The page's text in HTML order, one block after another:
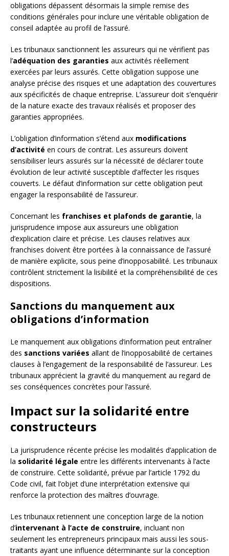
obligations dépassent désormais la simple remise des
conditions générales pour inclure une véritable obligation de
conseil adaptée au profil de l’assuré.
Les tribunaux sanctionnent les assureurs qui ne vérifient pas
l’adéquation des garanties aux activités réellement
exercées par leurs assurés. Cette obligation suppose une
analyse précise des risques et une adaptation des couvertures
aux spécificités de chaque entreprise. L’assureur doit s’enquérir
de la nature exacte des travaux réalisés et proposer des
garanties appropriées.
L’obligation d’information s’étend aux modifications
d’activité en cours de contrat. Les assureurs doivent
sensibiliser leurs assurés sur la nécessité de déclarer toute
évolution de leur activité susceptible d’affecter les risques
couverts. Le défaut d’information sur cette obligation peut
engager la responsabilité de l’assureur.
Concernant les franchises et plafonds de garantie, la
jurisprudence impose aux assureurs une obligation
d’explication claire et précise. Les clauses relatives aux
franchises doivent être portées à la connaissance de l’assuré
de manière explicite, sous peine d’inopposabilité. Les tribunaux
contrôlent strictement la lisibilité et la compréhensibilité de ces
dispositions.
Sanctions du manquement aux
obligations d’information
Le manquement aux obligations d’information peut entraîner
des sanctions variées allant de l’inopposabilité de certaines
clauses à l’engagement de la responsabilité de l’assureur. Les
tribunaux apprécient la gravité du manquement au regard de
ses conséquences concrètes pour l’assuré.
Impact sur la solidarité entre
constructeurs
La jurisprudence récente précise les modalités d’application de
la solidarité légale entre les différents intervenants à l’acte
de construire. Cette solidarité, prévue par l’article 1792 du
Code civil, fait l’objet d’une interprétation extensive qui
renforce la protection des maîtres d’ouvrage.
Les tribunaux retiennent une conception large de la notion
d’intervenant à l’acte de construire, incluant non
seulement les entrepreneurs principaux mais aussi les sous-
traitants ayant une influence déterminante sur la conception